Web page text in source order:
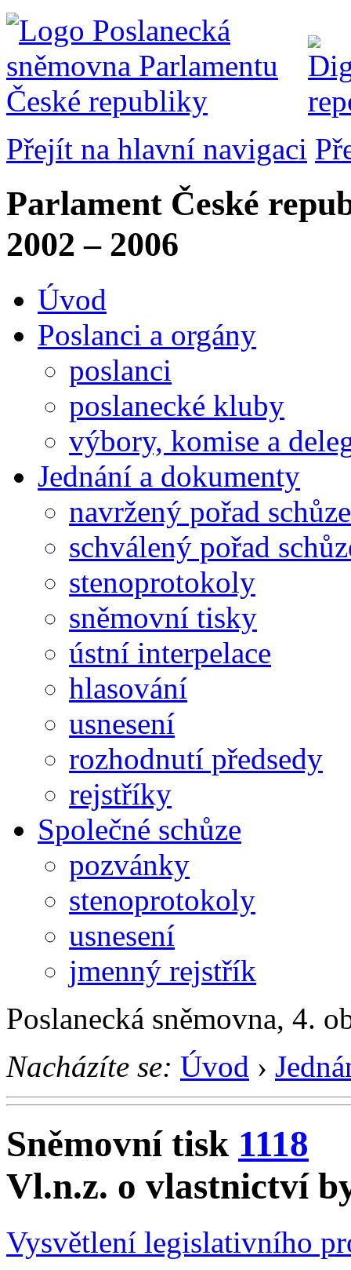
Přejít na hlavní navigaci
Parlament České
2002 – 2006
Úvod
Poslanci a orgány
poslanci
poslanecké kluby
výbory, komise a
Jednání a dokumenty
navržený pořad schůze
schválený pořad
stenoprotokoly
sněmovní tisky
ústní interpelace
hlasování
usnesení
rozhodnutí předsedy
rejstříky
Společné schůze
pozvánky
stenoprotokoly
usnesení
jmenný rejstřík
Poslanecká sněmovna, 4.
Nacházíte se: Úvod ›
Sněmovní tisk 1118
Vl.n.z. o vlastnictví
Vysvětlení legislativního